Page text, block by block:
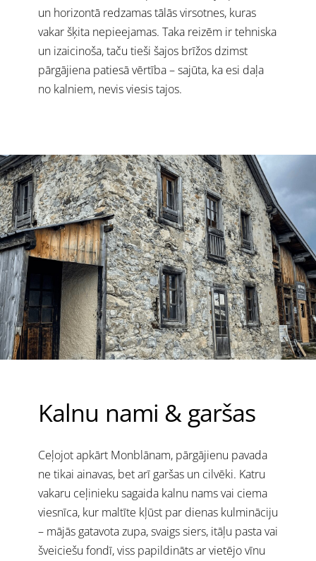
un horizontā redzamas tālās virsotnes, kuras
vakar šķita nepieejamas. Taka reizēm ir tehniska
un izaicinoša, taču tieši šajos brīžos dzimst
pārgājiena patiesā vērtība – sajūta, ka esi daļa
no kalniem, nevis viesis tajos.
Kalnu nami & garšas
Ceļojot apkārt Monblānam, pārgājienu pavada
ne tikai ainavas, bet arī garšas un cilvēki. Katru
vakaru ceļinieku sagaida kalnu nams vai ciema
viesnīca, kur maltīte kļūst par dienas kulmināciju
– mājās gatavota zupa, svaigs siers, itāļu pasta vai
šveiciešu fondī, viss papildināts ar vietējo vīnu